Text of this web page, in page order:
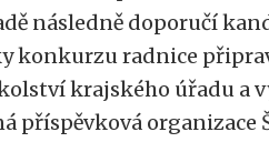
následně doporučí
konkurzu radnice
krajského úřadu a
příspěvková organizace